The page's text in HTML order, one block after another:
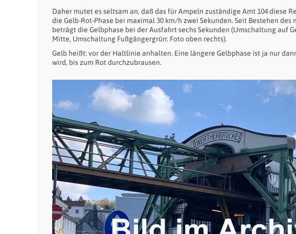
Daher mutet es seltsam an, daß das für Ampeln zuständige Amt 104 diese
die Gelb-Rot-Phase bei maximal 30 km/h zwei Sekunden. Seit Bestehen
beträgt die Gelbphase bei der Ausfahrt sechs Sekunden (Umschaltung auf
Mitte, Umschaltung Fußgängergrün: Foto oben rechts).
Gelb heißt: vor der Haltlinie anhalten. Eine längere Gelbphase ist ja nur
wird, bis zum Rot durchzubrausen.